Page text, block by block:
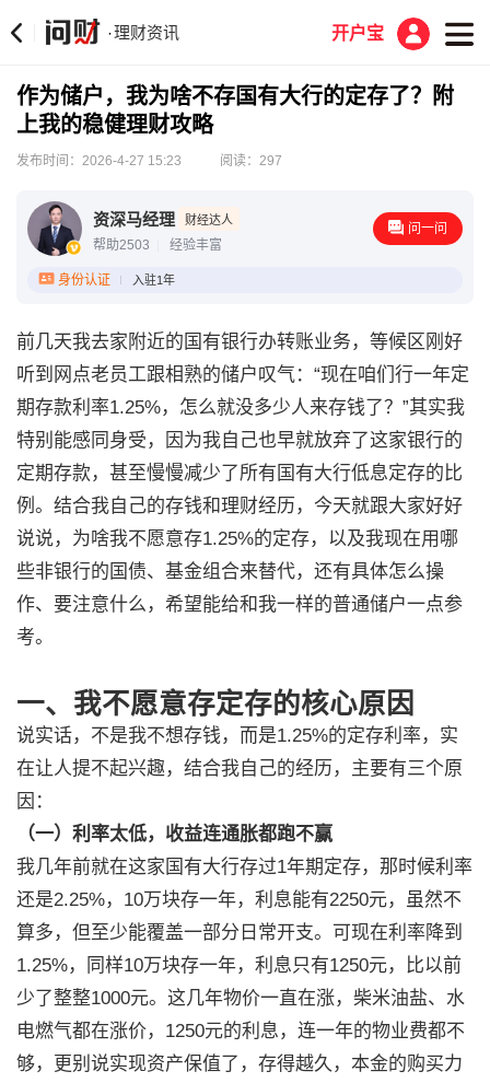
·理财资讯 开户宝
作为储户，我为啥不存国有大行的定存了？附
上我的稳健理财攻略
发布时间：2026-4-27 15:23 阅读：297
资深马经理 财经达人
帮助2503 经验丰富
问一问
身份认证 入驻1年
前几天我去家附近的国有银行办转账业务，等候区刚好
听到网点老员工跟相熟的储户叹气：“现在咱们行一年定
期存款利率1.25%，怎么就没多少人来存钱了？”其实我
特别能感同身受，因为我自己也早就放弃了这家银行的
定期存款，甚至慢慢减少了所有国有大行低息定存的比
例。结合我自己的存钱和理财经历，今天就跟大家好好
说说，为啥我不愿意存1.25%的定存，以及我现在用哪
些非银行的国债、基金组合来替代，还有具体怎么操
作、要注意什么，希望能给和我一样的普通储户一点参
考。
一、我不愿意存定存的核心原因
说实话，不是我不想存钱，而是1.25%的定存利率，实
在让人提不起兴趣，结合我自己的经历，主要有三个原
因：
（一）利率太低，收益连通胀都跑不赢
我几年前就在这家国有大行存过1年期定存，那时候利率
还是2.25%，10万块存一年，利息能有2250元，虽然不
算多，但至少能覆盖一部分日常开支。可现在利率降到
1.25%，同样10万块存一年，利息只有1250元，比以前
少了整整1000元。这几年物价一直在涨，柴米油盐、水
电燃气都在涨价，1250元的利息，连一年的物业费都不
够，更别说实现资产保值了，存得越久，本金的购买力